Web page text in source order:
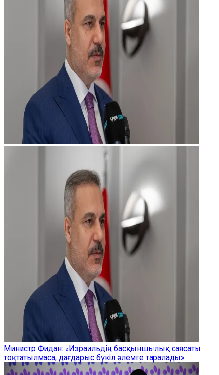
Министр Фидан: «Израильдің басқыншылық саясаты
тоқтатылмаса, дағдарыс бүкіл әлемге таралады»